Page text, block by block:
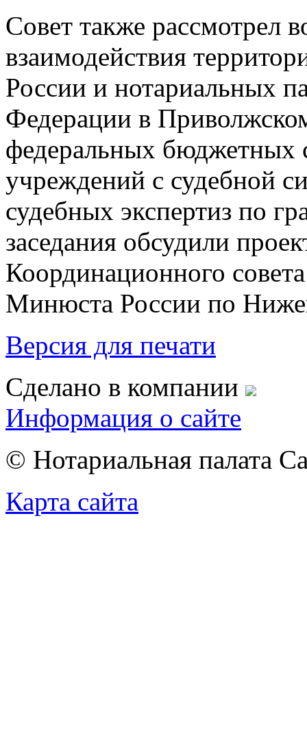
Совет также рассмотрел
взаимодействия
России и нотариальных
Федерации в
федеральных бюджетных
учреждений с судебной
судебных экспертиз по
заседания обсудили
Координационного
Минюста России по
Версия для печати
Сделано в компании
Информация о сайте
© Нотариальная палата
Карта сайта